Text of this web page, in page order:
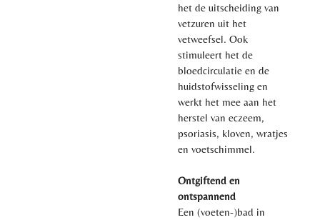
het de uitscheiding van
vetzuren uit het
vetweefsel. Ook
stimuleert het de
bloedcirculatie en de
huidstofwisseling en
werkt het mee aan het
herstel van eczeem,
psoriasis, kloven, wratjes
en voetschimmel.
Ontgiftend en
ontspannend
Een (voeten-)bad in